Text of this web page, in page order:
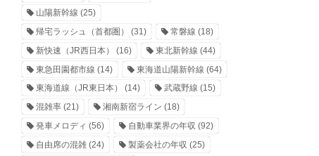
山陽新幹線 (25)
帰宅ラッシュ（首都圏）
(31) 常磐線 (18)
新快速（JR西日本）
(16) 東北新幹線 (44)
東急田園都市線 (14) 東海道山陽新幹線 (64)
東海道線（JR東日本）
(14) 武蔵野線 (15)
混雑率 (21) 湘南新宿ライン (18)
発車メロディ (56) 自動車業界の年収 (92)
自由席の混雑 (24) 製薬会社の年収 (25)